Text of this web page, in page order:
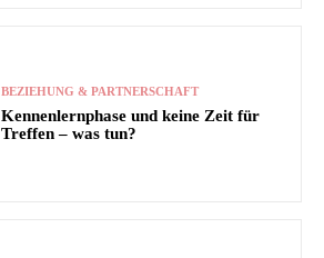
BEZIEHUNG & PARTNERSCHAFT
Kennenlernphase und keine Zeit für
Treffen – was tun?